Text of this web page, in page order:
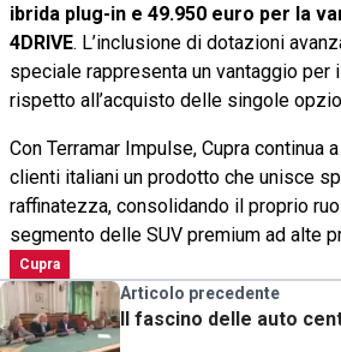
ibrida plug-in e 49.950 euro per la
4DRIVE. L’inclusione di dotazioni
speciale rappresenta un vantaggio per
rispetto all’acquisto delle singole
Con Terramar Impulse, Cupra continua
clienti italiani un prodotto che unisce
raffinatezza, consolidando il proprio
segmento delle SUV premium ad alte
Cupra
Articolo precedente
Il fascino delle auto